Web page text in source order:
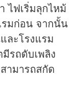
ไฟเริ่มลุกไหม้
รมก่อน จากนั้น
ละโรงแรม
มีรถดับเพลิง
ามารถสกัด